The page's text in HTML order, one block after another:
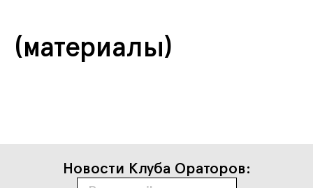
(материалы)
Новости Клуба Ораторов: